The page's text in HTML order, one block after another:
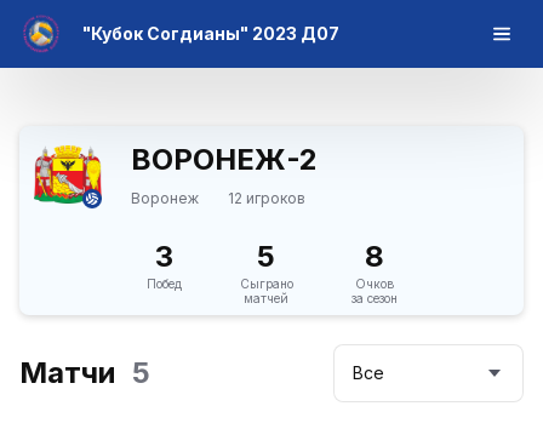
"Кубок Согдианы" 2023 Д07
ВОРОНЕЖ-2
Воронеж 12 игроков
3
Побед
5
Сыграно
матчей
8
Очков
за сезон
Матчи 5 Все